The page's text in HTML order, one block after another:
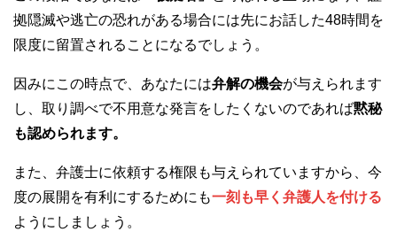
拠隠滅や逃亡の恐れがある場合には先にお話した48時間を
限度に留置されることになるでしょう。
因みにこの時点で、あなたには弁解の機会が与えられます
し、取り調べで不用意な発言をしたくないのであれば黙秘
も認められます。
また、弁護士に依頼する権限も与えられていますから、今
度の展開を有利にするためにも一刻も早く弁護人を付ける
ようにしましょう。